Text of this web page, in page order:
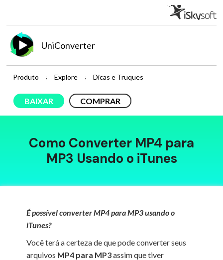
UniConverter
Produto Explore Dicas e Truques
BAIXAR COMPRAR
Como Converter MP4 para
MP3 Usando o iTunes
É possível converter MP4 para MP3 usando o
iTunes?
Você terá a certeza de que pode converter seus
arquivos MP4 para MP3assim que tiver